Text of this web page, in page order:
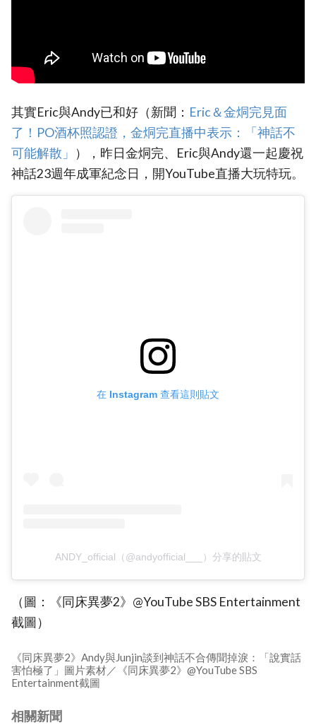
其實Eric與Andy已和好（新聞： Eric＆金烔完見面
了！PO酒杯照認證，金烔完直播中表示：「神話不
可能解散」
），昨日金烔完、Eric與Andy還一起慶祝
神話23週年成軍紀念日，開YouTube直播大玩特玩。
在 Instagram 查看這則貼文
ANDY_official（@andyofficial___）分享的貼文
（圖：《同床異夢2》@YouTube SBS Entertainment
截圖）
《同床異夢2》Andy與Junjin談到神話不合傳聞掉淚：「說實話
害怕極了」圖片素材／《同床異夢2》@YouTube SBS
Entertainment截圖
相關新聞